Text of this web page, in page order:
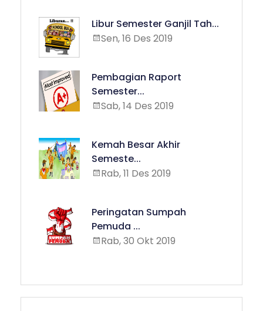
Libur Semester Ganjil Tah...
Sen, 16 Des 2019
Pembagian Raport
Semester...
Sab, 14 Des 2019
Kemah Besar Akhir
Semeste...
Rab, 11 Des 2019
Peringatan Sumpah
Pemuda ...
Rab, 30 Okt 2019